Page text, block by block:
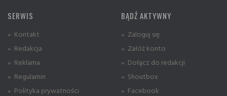
SERWIS
» Kontakt
» Redakcja
» Reklama
» Regulamin
» Polityka prywatności
BĄDŹ AKTYWNY
» Zaloguj się
» Załóż konto
» Dołącz do redakcji
» Shoutbox
» Facebook